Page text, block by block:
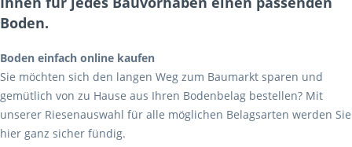
Boden.
Boden einfach online kaufen
Sie möchten sich den langen Weg zum Baumarkt sparen und
gemütlich von zu Hause aus Ihren Bodenbelag bestellen? Mit
unserer Riesenauswahl für alle möglichen Belagsarten werden Sie
hier ganz sicher fündig.